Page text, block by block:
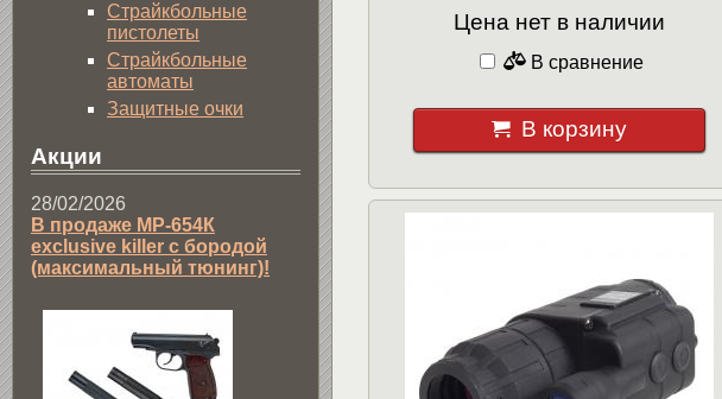
Цена нет в наличии
В сравнение
В корзину
Страйкбольные
пистолеты
Страйкбольные
автоматы
Защитные очки
Акции
28/02/2026
В продаже МР-654К
exclusive killer с бородой
(максимальный тюнинг)!